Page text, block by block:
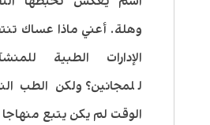
وهلة. أعني ماذا عساك
الإدارات الطبية
للمجانين؟ ولكن الطب
الوقت لم يكن يتبع